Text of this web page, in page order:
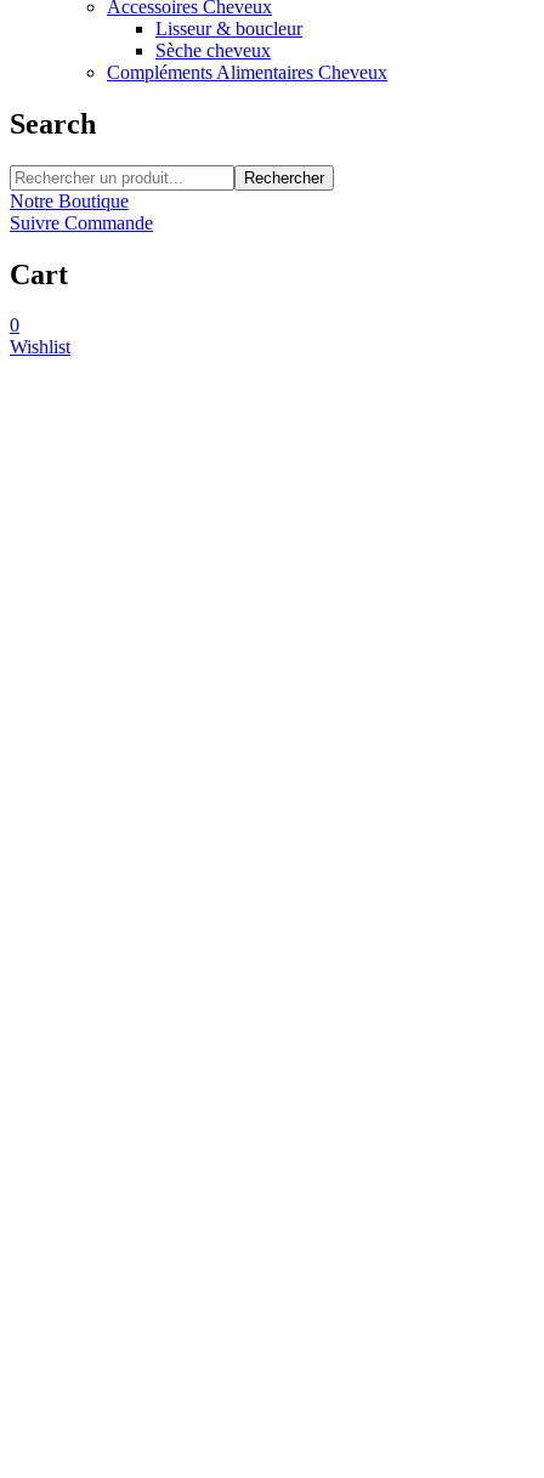
Accessoires Cheveux
Lisseur & boucleur
Sèche cheveux
Compléments Alimentaires Cheveux
Search
Rechercher
Notre Boutique
Suivre Commande
Cart
0
Wishlist